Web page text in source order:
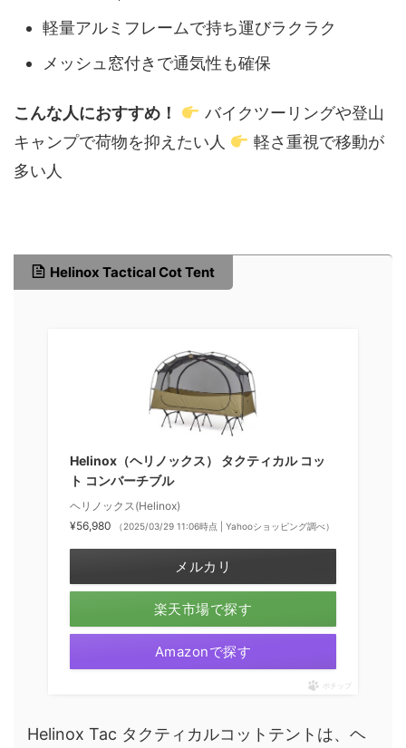
軽量アルミフレームで持ち運びラクラク
メッシュ窓付きで通気性も確保
こんな人におすすめ！
バイクツーリングや登山
キャンプで荷物を抑えたい人
軽さ重視で移動が
多い人
Helinox Tactical Cot Tent
Helinox（ヘリノックス） タクティカル コッ
ト コンバーチブル
ヘリノックス(Helinox)
¥56,980
（2025/03/29 11:06時点 | Yahooショッピング調べ）
メルカリ
楽天市場で探す
Amazonで探す
ポチップ
Helinox Tac タクティカルコットテントは、ヘ